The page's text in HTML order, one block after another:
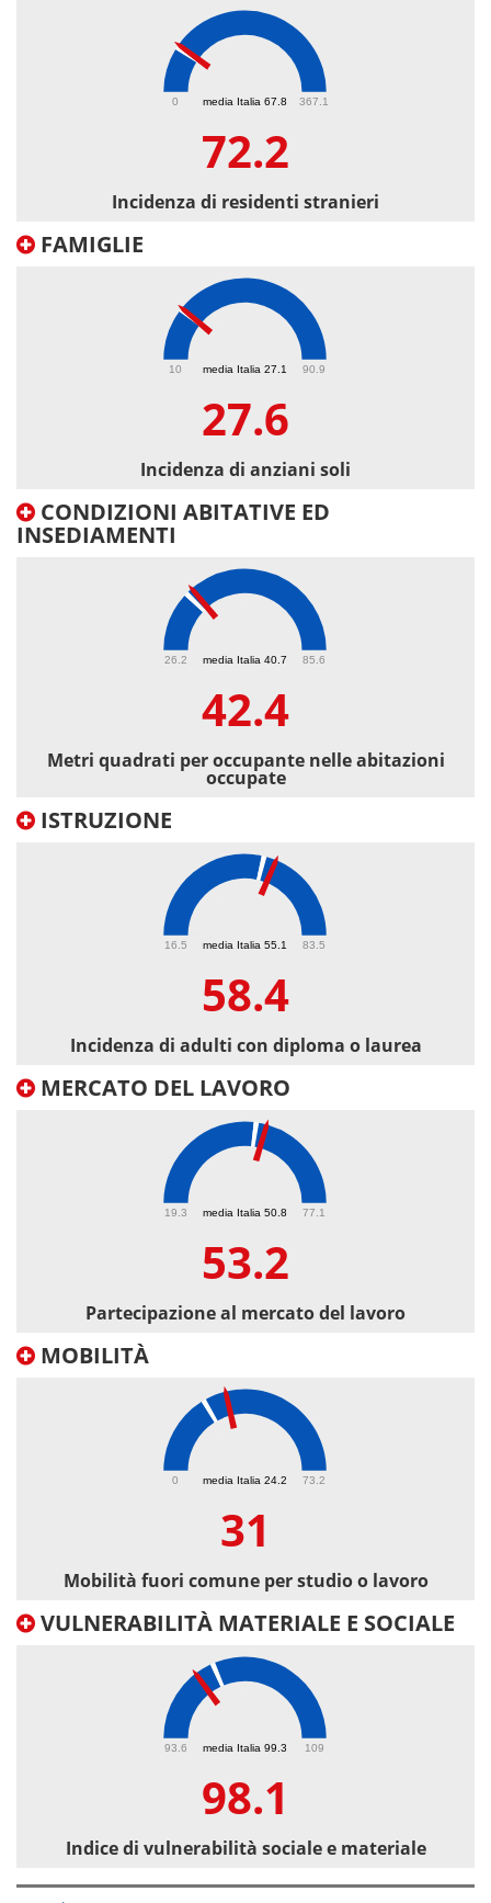
media Italia 67.8
0 367.1
72.2
Incidenza di residenti stranieri
FAMIGLIE
media Italia 27.1
10 90.9
27.6
Incidenza di anziani soli
CONDIZIONI ABITATIVE ED
INSEDIAMENTI
media Italia 40.7
26.2 85.6
42.4
Metri quadrati per occupante nelle abitazioni
occupate
ISTRUZIONE
media Italia 55.1
16.5 83.5
58.4
Incidenza di adulti con diploma o laurea
MERCATO DEL LAVORO
media Italia 50.8
19.3 77.1
53.2
Partecipazione al mercato del lavoro
MOBILITÀ
media Italia 24.2
0 73.2
31
Mobilità fuori comune per studio o lavoro
VULNERABILITÀ MATERIALE E SOCIALE
media Italia 99.3
93.6 109
98.1
Indice di vulnerabilità sociale e materiale